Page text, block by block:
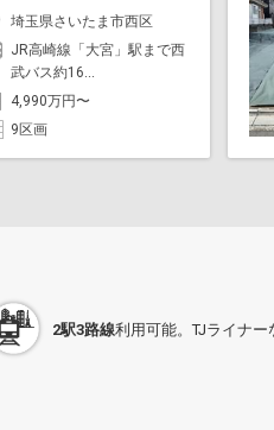
埼玉県さいたま市西区
JR高崎線「大宮」駅まで西
武バス約16...
4,990万円〜
9区画
2駅3路線利用可能。TJライナー